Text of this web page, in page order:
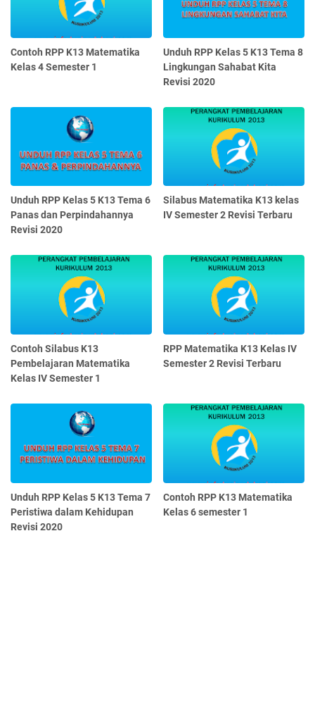
Contoh RPP K13 Matematika
Kelas 4 Semester 1
Unduh RPP Kelas 5 K13 Tema 8
Lingkungan Sahabat Kita
Revisi 2020
Unduh RPP Kelas 5 K13 Tema 6
Panas dan Perpindahannya
Revisi 2020
Silabus Matematika K13 kelas
IV Semester 2 Revisi Terbaru
Contoh Silabus K13
Pembelajaran Matematika
Kelas IV Semester 1
RPP Matematika K13 Kelas IV
Semester 2 Revisi Terbaru
Unduh RPP Kelas 5 K13 Tema 7
Peristiwa dalam Kehidupan
Revisi 2020
Contoh RPP K13 Matematika
Kelas 6 semester 1